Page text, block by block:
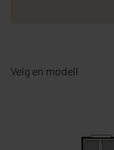
Velg en modell